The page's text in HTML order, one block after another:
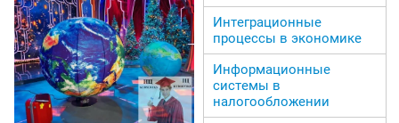
Интеграционные
процессы в экономике
Информационные
системы в
налогообложении